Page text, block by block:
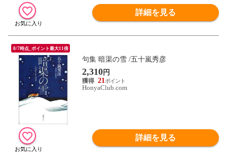
詳細を見る
8/7時点_ポイント最大11倍
句集 暗渠の雪 /五十嵐秀彦
2,310円
21
HonyaClub.com
詳細を見る